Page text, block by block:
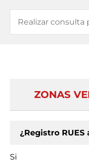
ZONAS
¿Registro RUES
Si